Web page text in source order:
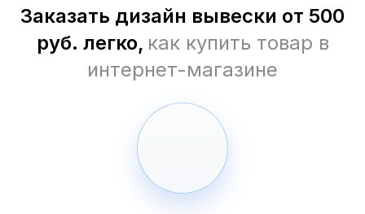
Заказать дизайн вывески от 500
руб. легко, как купить товар в
интернет-магазине